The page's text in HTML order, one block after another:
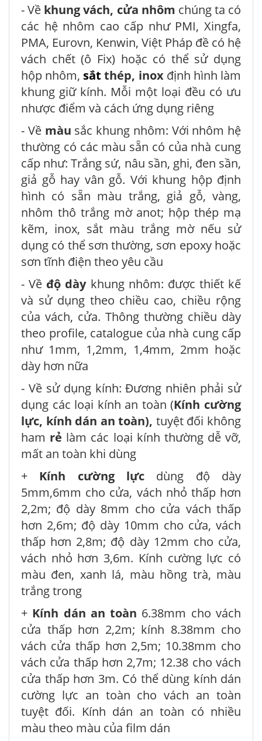
- Về khung vách, cửa nhôm chúng ta có
các hệ nhôm cao cấp như PMI, Xingfa,
PMA, Eurovn, Kenwin, Việt Pháp đề có hệ
vách chết (ô Fix) hoặc có thể sử dụng
hộp nhôm, sắt thép, inoxđịnh hình làm
khung giữ kính. Mỗi một loại đều có ưu
nhược điểm và cách ứng dụng riêng
- Về màu sắc khung nhôm: Với nhôm hệ
thường có các màu sẵn có của nhà cung
cấp như: Trắng sứ, nâu sần, ghi, đen sần,
giả gỗ hay vân gỗ. Với khung hộp định
hình có sẵn màu trắng, giả gỗ, vàng,
nhôm thô trắng mờ anot; hộp thép mạ
kẽm, inox, sắt màu trắng mờ nếu sử
dụng có thể sơn thường, sơn epoxy hoặc
sơn tĩnh điện theo yêu cầu
- Về độ dày khung nhôm: được thiết kế
và sử dụng theo chiều cao, chiều rộng
của vách, cửa. Thông thường chiều dày
theo profile, catalogue của nhà cung cấp
như 1mm, 1,2mm, 1,4mm, 2mm hoặc
dày hơn nữa
- Về sử dụng kính: Đương nhiên phải sử
dụng các loại kính an toàn (Kính cường
lực, kính dán an toàn), tuyệt đối không
ham rẻ làm các loại kính thường dễ vỡ,
mất an toàn khi dùng
+ Kính cường lực dùng độ dày
5mm,6mm cho cửa, vách nhỏ thấp hơn
2,2m; độ dày 8mm cho cửa vách thấp
hơn 2,6m; độ dày 10mm cho cửa, vách
thấp hơn 2,8m; độ dày 12mm cho cửa,
vách nhỏ hơn 3,6m. Kính cường lực có
màu đen, xanh lá, màu hồng trà, màu
trắng trong
+ Kính dán an toàn 6.38mm cho vách
cửa thấp hơn 2,2m; kính 8.38mm cho
vách cửa thấp hơn 2,5m; 10.38mm cho
vách cửa thấp hơn 2,7m; 12.38 cho vách
cửa thấp hơn 3m. Có thể dùng kính dán
cường lực an toàn cho vách an toàn
tuyệt đối. Kính dán an toàn có nhiều
màu theo màu của film dán